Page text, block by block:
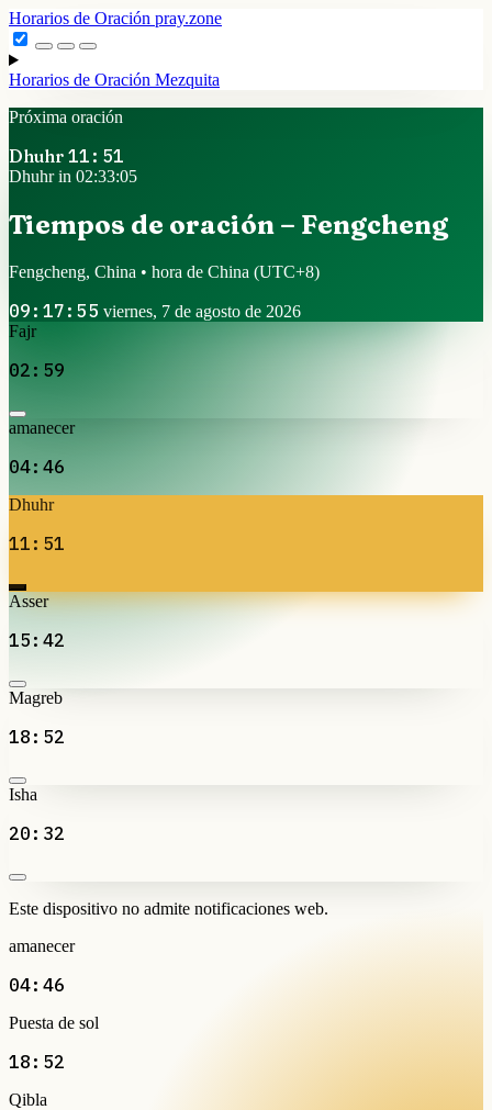
Horarios de Oración pray.zone
Horarios de Oración Mezquita
Próxima oración
Dhuhr 11:51
Dhuhr in 02:33:04
Tiempos de oración – Fengcheng
Fengcheng, China • hora de China (UTC+8)
09:17:56 viernes, 7 de agosto de 2026
Fajr
02:59
amanecer
04:46
Dhuhr
11:51
Asser
15:42
Magreb
18:52
Isha
20:32
Este dispositivo no admite notificaciones web.
amanecer
04:46
Puesta de sol
18:52
Qibla